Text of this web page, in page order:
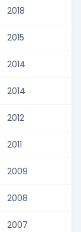
2018
2015
2014
2014
2012
2011
2009
2008
2007